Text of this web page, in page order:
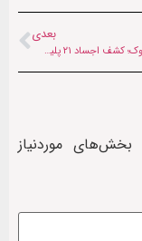
بعدی
بلوچستان در شوک؛ کشف اجساد ۲۱ پلیس ربوده‌شده و جهش دوباره بحران امنیتی پاکستان
بخش‌های موردنیاز